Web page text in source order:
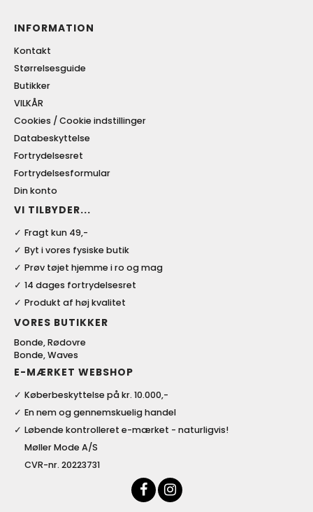
INFORMATION
Kontakt
Størrelsesguide
Butikker
VILKÅR
Cookies / Cookie indstillinger
Databeskyttelse
Fortrydelsesret
Fortrydelsesformular
Din konto
VI TILBYDER...
Fragt kun 49,-
Byt i vores fysiske butik
Prøv tøjet hjemme i ro og mag
14 dages fortrydelsesret
Produkt af høj kvalitet
VORES BUTIKKER
Bonde, Rødovre
Bonde, Waves
E-MÆRKET WEBSHOP
Køberbeskyttelse på kr. 10.000,-
En nem og gennemskuelig handel
Løbende kontrolleret e-mærket - naturligvis!
Møller Mode A/S
CVR-nr. 20223731